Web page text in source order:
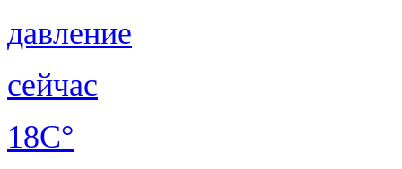
давление
сейчас
18C°